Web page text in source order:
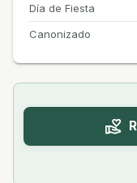
Día de Fiesta
Canonizado